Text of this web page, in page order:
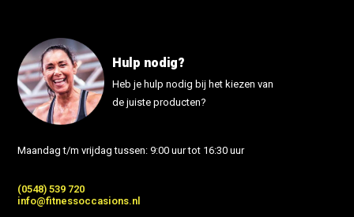
Hulp nodig?
Heb je hulp nodig bij het kiezen van
de juiste producten?
Maandag t/m vrijdag tussen: 9:00 uur tot 16:30 uur
(0548) 539 720
info@fitnessoccasions.nl